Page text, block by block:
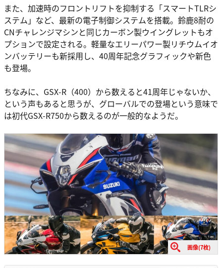
また、加速時のフロントリフトを抑制する「スマートTLRシ
ステム」など、最新の電子制御システムを搭載。鈴鹿8耐の
CNチャレンジマシンと同じカーボン製ウイングレットもオ
プションで設定される。軽量なエリーパワー製リチウムイオ
ンバッテリーも新採用し、40周年記念グラフィックや新色
も登場。
ちなみに、GSX-R（400）から数えると41周年じゃないか、
という声もあると思うが、グローバルでの登場という意味で
は初代GSX-R750から数えるのが一般的なようだ。
画像(7枚)